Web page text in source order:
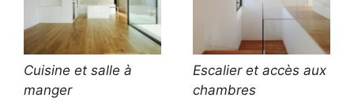
Cuisine et salle à
manger
Escalier et accès aux
chambres